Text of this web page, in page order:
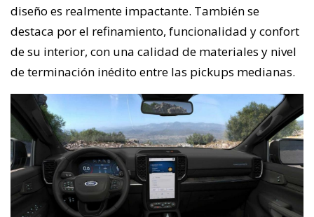
diseño es realmente impactante. También se
destaca por el refinamiento, funcionalidad y confort
de su interior, con una calidad de materiales y nivel
de terminación inédito entre las pickups medianas.